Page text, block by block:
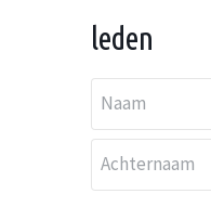
leden
N
a